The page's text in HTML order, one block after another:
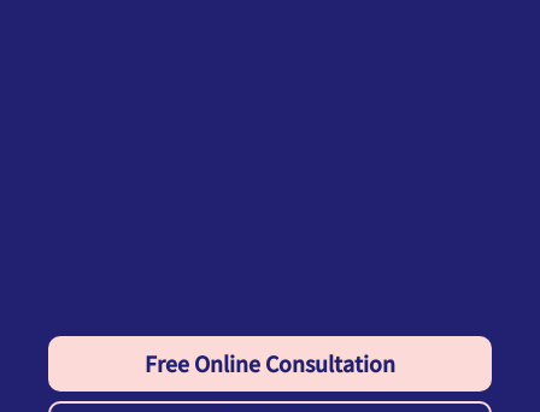
Free Online Consultation